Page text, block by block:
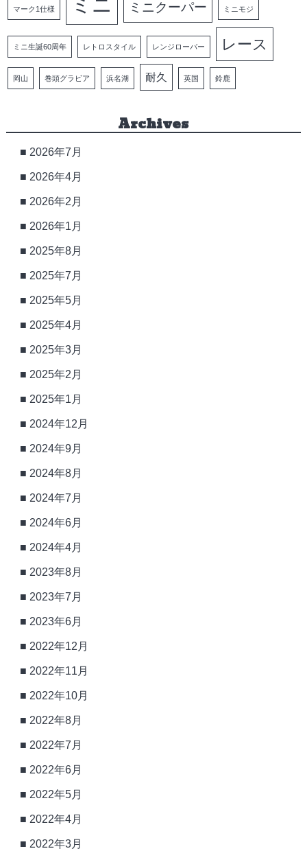
マーク1仕様 ミニクーパー ミニモジ
ミニ生誕60周年 レトロスタイル レンジローバー レース
岡山 巻頭グラビア 浜名湖 耐久 英国 鈴鹿
Archives
2026年7月
2026年4月
2026年2月
2026年1月
2025年8月
2025年7月
2025年5月
2025年4月
2025年3月
2025年2月
2025年1月
2024年12月
2024年9月
2024年8月
2024年7月
2024年6月
2024年4月
2023年8月
2023年7月
2023年6月
2022年12月
2022年11月
2022年10月
2022年8月
2022年7月
2022年6月
2022年5月
2022年4月
2022年3月